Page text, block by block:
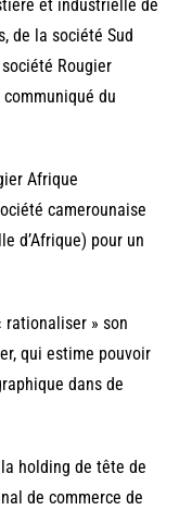
et industrielle de
de la société Sud
Rougier
communiqué du
Afrique
camerounaise
d’Afrique) pour un
rationaliser » son
qui estime pouvoir
dans de
holding de tête de
de commerce de